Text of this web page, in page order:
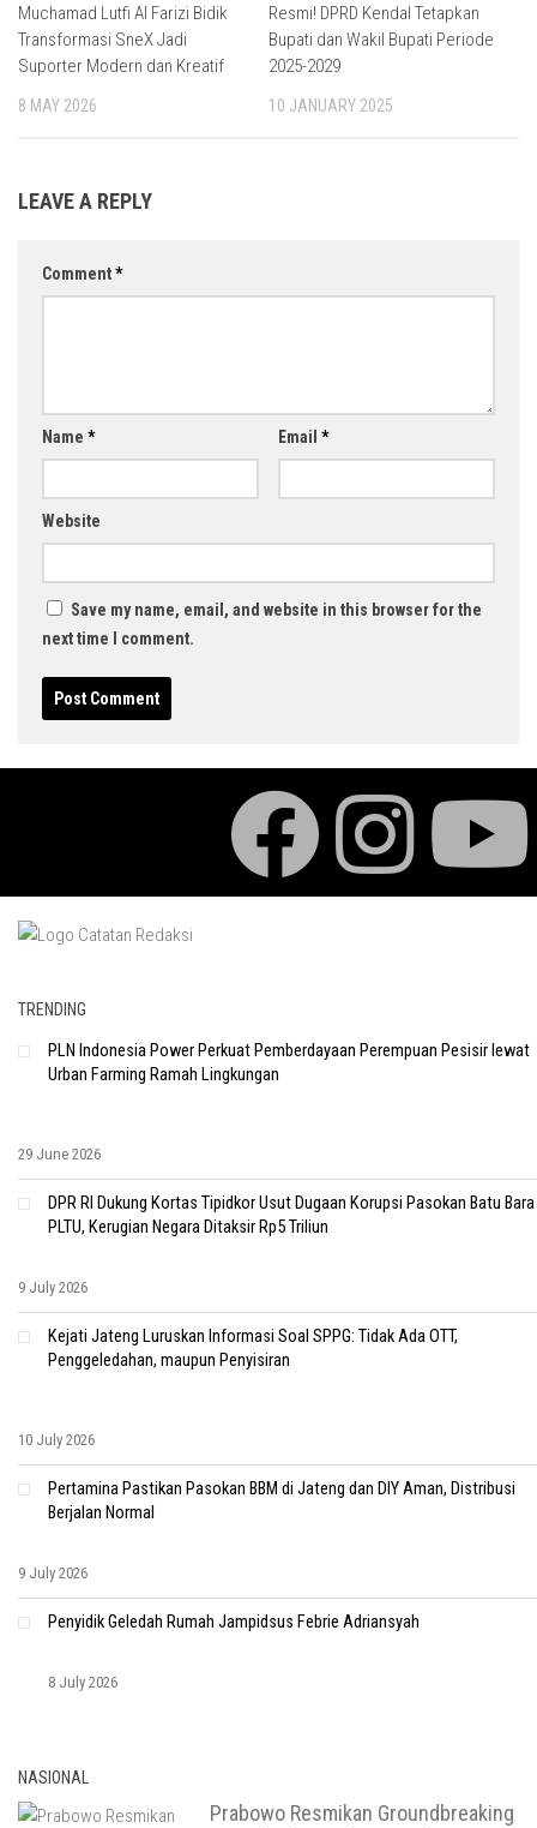
Muchamad Lutfi Al Farizi Bidik
Transformasi SneX Jadi
Suporter Modern dan Kreatif
8 MAY 2026
Resmi! DPRD Kendal Tetapkan
Bupati dan Wakil Bupati Periode
2025-2029
10 JANUARY 2025
LEAVE A REPLY
Comment*
Name * Email *
Website
Save my name, email, and website in this browser for the
next time I comment.
TRENDING
PLN Indonesia Power Perkuat Pemberdayaan Perempuan Pesisir lewat
Urban Farming Ramah Lingkungan
29 June 2026
DPR RI Dukung Kortas Tipidkor Usut Dugaan Korupsi Pasokan Batu Bara
PLTU, Kerugian Negara Ditaksir Rp5 Triliun
9 July 2026
Kejati Jateng Luruskan Informasi Soal SPPG: Tidak Ada OTT,
Penggeledahan, maupun Penyisiran
10 July 2026
Pertamina Pastikan Pasokan BBM di Jateng dan DIY Aman, Distribusi
Berjalan Normal
9 July 2026
Penyidik Geledah Rumah Jampidsus Febrie Adriansyah
8 July 2026
NASIONAL
Prabowo Resmikan Groundbreaking